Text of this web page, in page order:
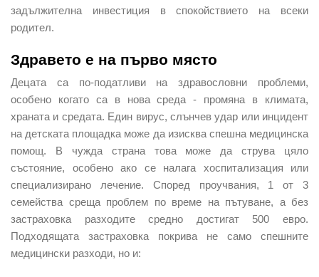
задължителна инвестиция в спокойствието на всеки
родител.
Здравето е на първо място
Децата са по-податливи на здравословни проблеми,
особено когато са в нова среда - промяна в климата,
храната и средата. Един вирус, слънчев удар или инцидент
на детската площадка може да изисква спешна медицинска
помощ. В чужда страна това може да струва цяло
състояние, особено ако се налага хоспитализация или
специализирано лечение. Според проучвания, 1 от 3
семейства среща проблем по време на пътуване, а без
застраховка разходите средно достигат 500 евро.
Подходящата застраховка покрива не само спешните
медицински разходи, но и: